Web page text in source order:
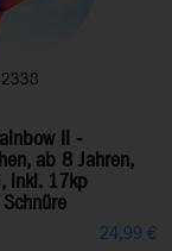
II -
ab 8 Jahren,
inkl. 17kp
24,99 €